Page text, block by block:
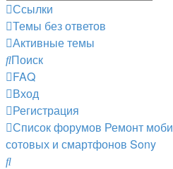
Ссылки
Темы без ответов
Активные темы
Поиск
FAQ
Вход
Регистрация
Список форумов Ремонт
сотовых и смартфонов Sony
Поиск